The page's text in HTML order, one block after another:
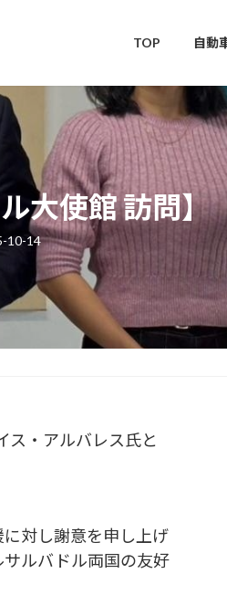
TOP 自動
大使館 訪問】
10-14
ス・アルバレス氏と
対し謝意を申し上げ
ルバドル両国の友好